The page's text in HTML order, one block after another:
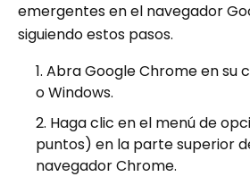
emergentes en el navegador
siguiendo estos pasos.
Abra Google Chrome en su
o Windows.
Haga clic en el menú de
puntos) en la parte superior
navegador Chrome.